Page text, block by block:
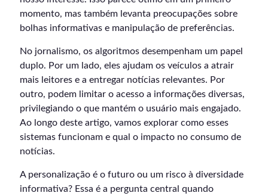
momento, mas também levanta preocupações sobre
bolhas informativas e manipulação de preferências.
No jornalismo, os algoritmos desempenham um papel
duplo. Por um lado, eles ajudam os veículos a atrair
mais leitores e a entregar notícias relevantes. Por
outro, podem limitar o acesso a informações diversas,
privilegiando o que mantém o usuário mais engajado.
Ao longo deste artigo, vamos explorar como esses
sistemas funcionam e qual o impacto no consumo de
notícias.
A personalização é o futuro ou um risco à diversidade
informativa? Essa é a pergunta central quando